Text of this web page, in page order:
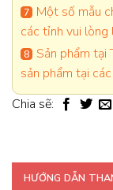
Một số mẫu
các tỉnh vui
Sản phẩm
sản phẩm tại
Chia sẽ:
HƯỚNG DẪN